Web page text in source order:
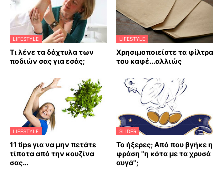
LIFESTYLE
Τι λένε τα δάχτυλα των
ποδιών σας για εσάς;
LIFESTYLE
Χρησιμοποιείστε τα φίλτρα
του καφέ...αλλιώς
LIFESTYLE
11 tips για να μην πετάτε
τίποτα από την κουζίνα
σας…
SLIDER
Το ήξερες; Από που βγήκε η
φράση "η κότα με τα χρυσά
αυγά";